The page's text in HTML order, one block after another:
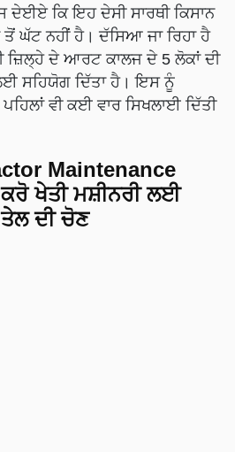
ਦੇਈਏ ਕਿ ਇਹ ਦੇਸੀ ਸਾਰਥੀ ਕਿਸਾਨ
ਘੱਟ ਨਹੀਂ ਹੈ। ਦੱਸਿਆ ਜਾ ਰਿਹਾ ਹੈ
ਜ਼ਿਲ੍ਹੇ ਦੇ ਆਰਟ ਕਾਲਜ ਦੇ 5 ਲੋਕਾਂ ਦੀ
ਸਹਿਯੋਗ ਦਿੱਤਾ ਹੈ। ਇਸ ਨੂੰ
ਵੀ ਕਈ ਵਾਰ ਸਿਖਲਾਈ ਦਿੱਤੀ
Maintenance
ਖੇਤੀ ਮਸ਼ੀਨਰੀ ਲਈ
ਦੀ ਚੋਣ